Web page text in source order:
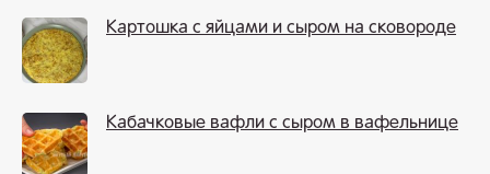
Картошка с яйцами и сыром на сковороде
Кабачковые вафли с сыром в вафельнице